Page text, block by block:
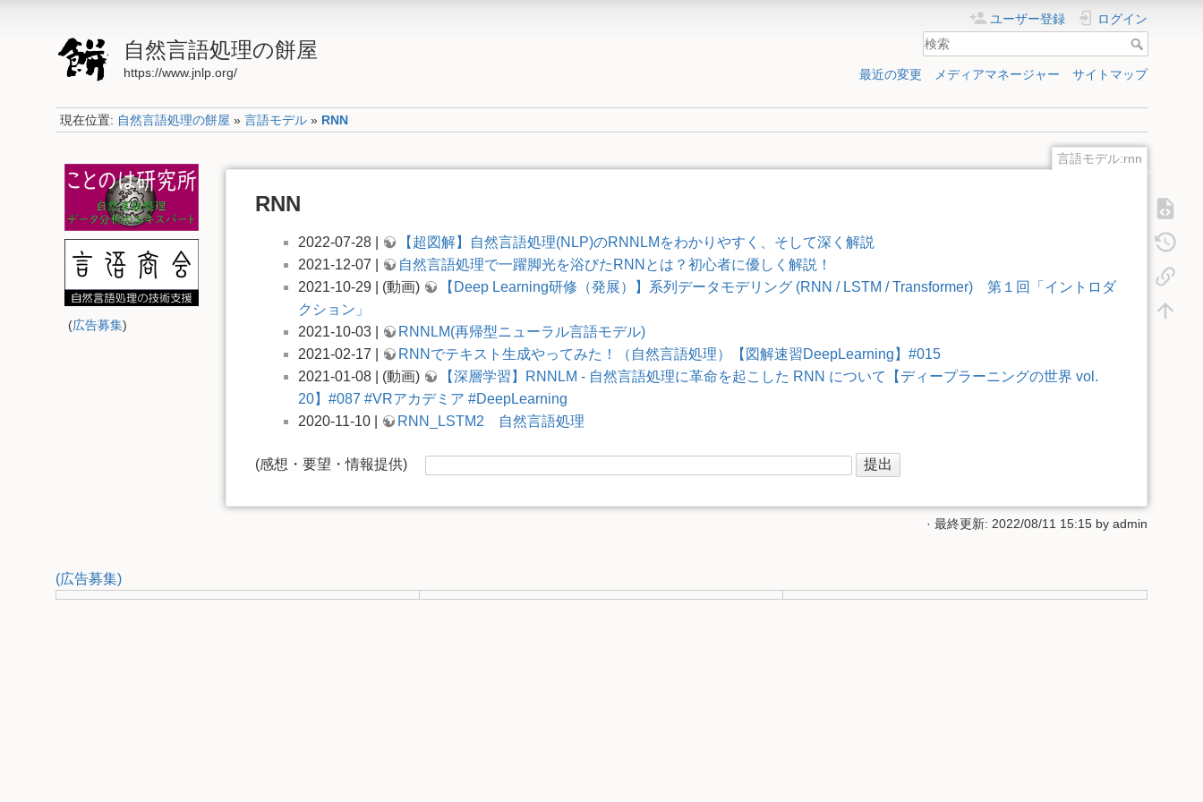
自然言語処理の餅屋
https://www.jnlp.org/
ユーザー登録 ログイン
最近の変更 メディアマネージャー サイトマップ
現在位置: 自然言語処理の餅屋 » 言語モデル» RNN
(広告募集)
言語モデル:rnn
RNN
2022-07-28 |
【超図解】自然言語処理(NLP)のRNNLMをわかりやすく、そして深く解説
2021-12-07 |
自然言語処理で一躍脚光を浴びたRNNとは？初心者に優しく解説！
2021-10-29 | (動画)
【Deep Learning研修（発展）】系列データモデリング (RNN / LSTM / Transformer) 第１回「イントロダ
クション」
2021-10-03 |
RNNLM(再帰型ニューラル言語モデル)
2021-02-17 |
RNNでテキスト生成やってみた！（自然言語処理）【図解速習DeepLearning】#015
2021-01-08 | (動画)
【深層学習】RNNLM - 自然言語処理に革命を起こした RNN について【ディープラーニングの世界 vol.
20】#087 #VRアカデミア #DeepLearning
2020-11-10 |
RNN_LSTM2 自然言語処理
(感想・要望・情報提供)
· 最終更新: 2022/08/11 15:15 by admin
(広告募集)